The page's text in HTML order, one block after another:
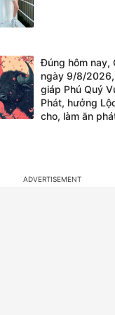
Đúng hôm nay,
ngày 9/8/
giáp Phú Quý
Phát, hưởng
cho, làm ăn